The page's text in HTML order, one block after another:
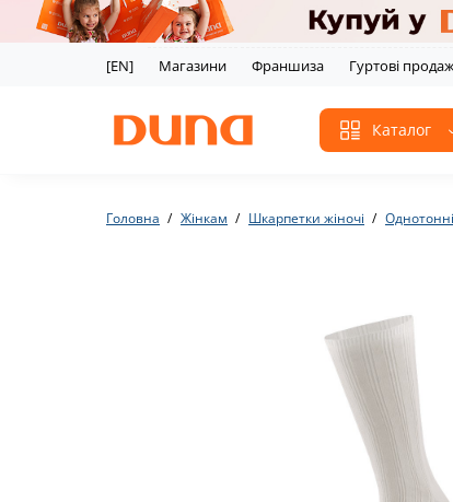
[EN] Магазини Франшиза Гуртові
Каталог
Головна Жінкам Шкарпетки жіночі